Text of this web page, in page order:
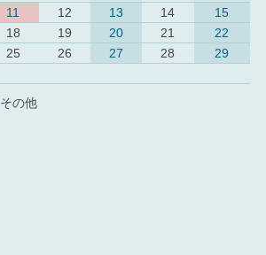
11 12 13 14
15
18 19 20 21
22
25 26 27 28
29
その他